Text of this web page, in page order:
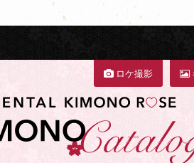
ロケ撮影